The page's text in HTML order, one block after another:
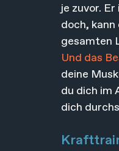
je zuvor.
doch,
gesamten
Und das
deine
du dich im
dich